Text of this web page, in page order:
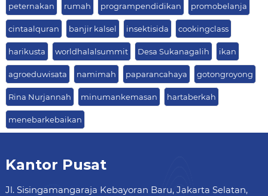
peternakan rumah programpendidikan promobelanja
cintaalquran banjir kalsel insektisida cookingclass
harikusta worldhalalsummit Desa Sukanagalih ikan
agroeduwisata namimah paparancahaya gotongroyong
Rina Nurjannah minumankemasan hartaberkah
menebarkebaikan
Kantor Pusat
Jl. Sisingamangaraja Kebayoran Baru, Jakarta Selatan,